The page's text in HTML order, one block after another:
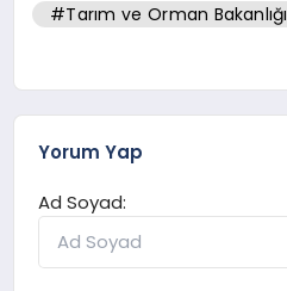
#Tarım ve Orman Bakanlığı
Yorum Yap
Ad Soyad: